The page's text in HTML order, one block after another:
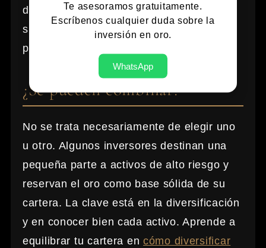
declaración específicas. Conserva
siempre las facturas de compra de tu oro
para justificar el precio de adquisición.
¿Se pueden combinar?
No se trata necesariamente de elegir uno
u otro. Algunos inversores destinan una
pequeña parte a activos de alto riesgo y
reservan el oro como base sólida de su
cartera. La clave está en la diversificación
y en conocer bien cada activo. Aprende a
equilibrar tu cartera encómo diversificar
Te asesoramos gratuitamente.
Escríbenos cualquier duda sobre la
inversión en oro.
WhatsApp